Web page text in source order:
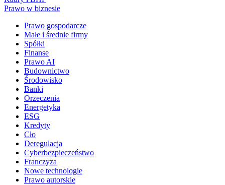
Prawo w biznesie
Prawo gospodarcze
Małe i średnie firmy
Spółki
Finanse
Prawo AI
Budownictwo
Środowisko
Banki
Orzeczenia
Energetyka
ESG
Kredyty
Cło
Deregulacja
Cyberbezpieczeństwo
Franczyza
Nowe technologie
Prawo autorskie